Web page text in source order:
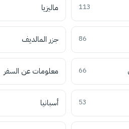
113 ماليزيا
86 جزر المالديف
66 معلومات عن السفر
53 أسبانيا